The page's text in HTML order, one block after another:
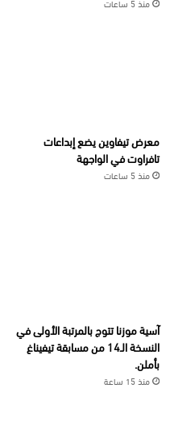
معرض تيفاوين يضع إبداعات
تافراوت في الواجهة
منذ 5 ساعات
آسية موزنا تتوج بالمرتبة الأولى في
النسخة الـ14 من مسابقة تيفيناغ
بأملن.
منذ 15 ساعة